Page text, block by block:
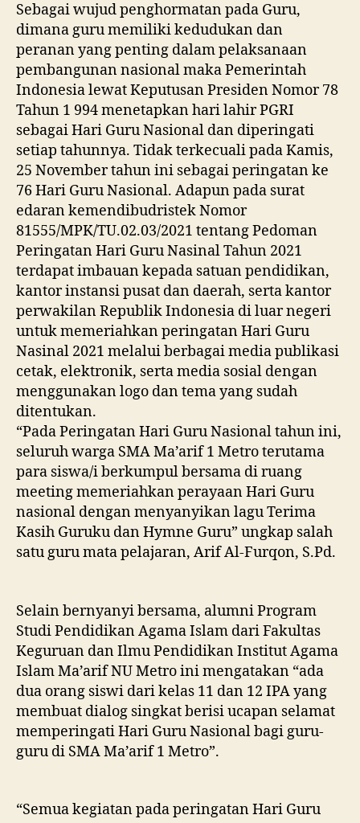
Sebagai wujud penghormatan pada Guru,
dimana guru memiliki kedudukan dan
peranan yang penting dalam pelaksanaan
pembangunan nasional maka Pemerintah
Indonesia lewat Keputusan Presiden Nomor 78
Tahun 1 994 menetapkan hari lahir PGRI
sebagai Hari Guru Nasional dan diperingati
setiap tahunnya. Tidak terkecuali pada Kamis,
25 November tahun ini sebagai peringatan ke
76 Hari Guru Nasional. Adapun pada surat
edaran kemendibudristek Nomor
81555/MPK/TU.02.03/2021 tentang Pedoman
Peringatan Hari Guru Nasinal Tahun 2021
terdapat imbauan kepada satuan pendidikan,
kantor instansi pusat dan daerah, serta kantor
perwakilan Republik Indonesia di luar negeri
untuk memeriahkan peringatan Hari Guru
Nasinal 2021 melalui berbagai media publikasi
cetak, elektronik, serta media sosial dengan
menggunakan logo dan tema yang sudah
ditentukan.
“Pada Peringatan Hari Guru Nasional tahun ini,
seluruh warga SMA Ma’arif 1 Metro terutama
para siswa/i berkumpul bersama di ruang
meeting memeriahkan perayaan Hari Guru
nasional dengan menyanyikan lagu Terima
Kasih Guruku dan Hymne Guru” ungkap salah
satu guru mata pelajaran, Arif Al-Furqon, S.Pd.
Selain bernyanyi bersama, alumni Program
Studi Pendidikan Agama Islam dari Fakultas
Keguruan dan Ilmu Pendidikan Institut Agama
Islam Ma’arif NU Metro ini mengatakan “ada
dua orang siswi dari kelas 11 dan 12 IPA yang
membuat dialog singkat berisi ucapan selamat
memperingati Hari Guru Nasional bagi guru-
guru di SMA Ma’arif 1 Metro”.
“Semua kegiatan pada peringatan Hari Guru